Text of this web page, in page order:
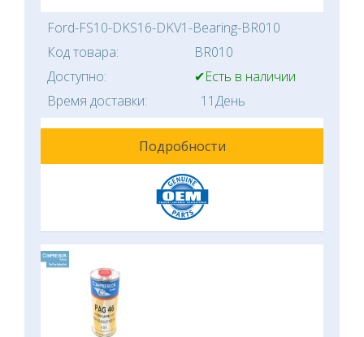
Ford-FS10-DKS16-DKV1-Bearing-BR010
Код товара:
BR010
Доступно:
✔Есть в наличии
Время доставки:
11День
Подробности